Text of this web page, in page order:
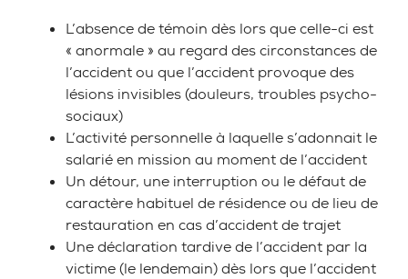
L’absence de témoin dès lors que celle-ci est
« anormale » au regard des circonstances de
l’accident ou que l’accident provoque des
lésions invisibles (douleurs, troubles psycho-
sociaux)
L’activité personnelle à laquelle s’adonnait le
salarié en mission au moment de l’accident
Un détour, une interruption ou le défaut de
caractère habituel de résidence ou de lieu de
restauration en cas d’accident de trajet
Une déclaration tardive de l’accident par la
victime (le lendemain) dès lors que l’accident